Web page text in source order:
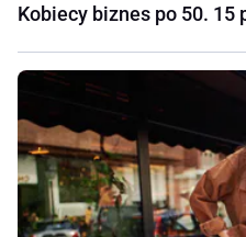
Kobiecy biznes po 50. 15